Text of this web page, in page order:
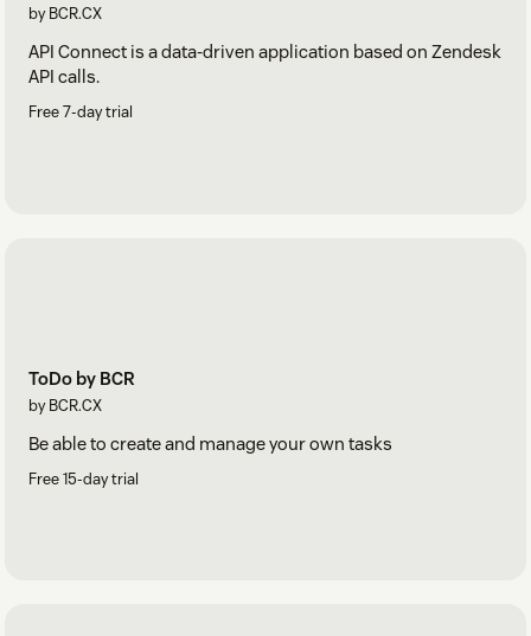
by BCR.CX
API Connect is a data-driven application based on Zendesk
API calls.
Free 7-day trial
ToDo by BCR
by BCR.CX
Be able to create and manage your own tasks
Free 15-day trial